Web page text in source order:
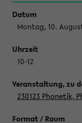
Montag, 10.
10-12
230123 Phonetik,